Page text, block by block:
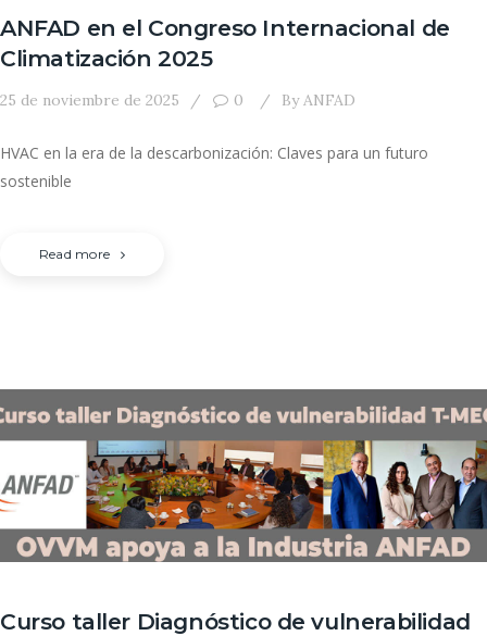
ANFAD en el Congreso Internacional de
Climatización 2025
25 de noviembre de 2025 0 ByANFAD
HVAC en la era de la descarbonización: Claves para un futuro
sostenible
Read more
Curso taller Diagnóstico de vulnerabilidad